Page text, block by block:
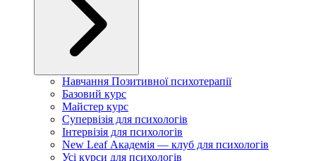
Навчання Позитивної психотерапії
Базовий курс
Майстер курс
Супервізія для психологів
Інтервізія для психологів
New Leaf Академія — клуб для психологів
Усі курси для психологів